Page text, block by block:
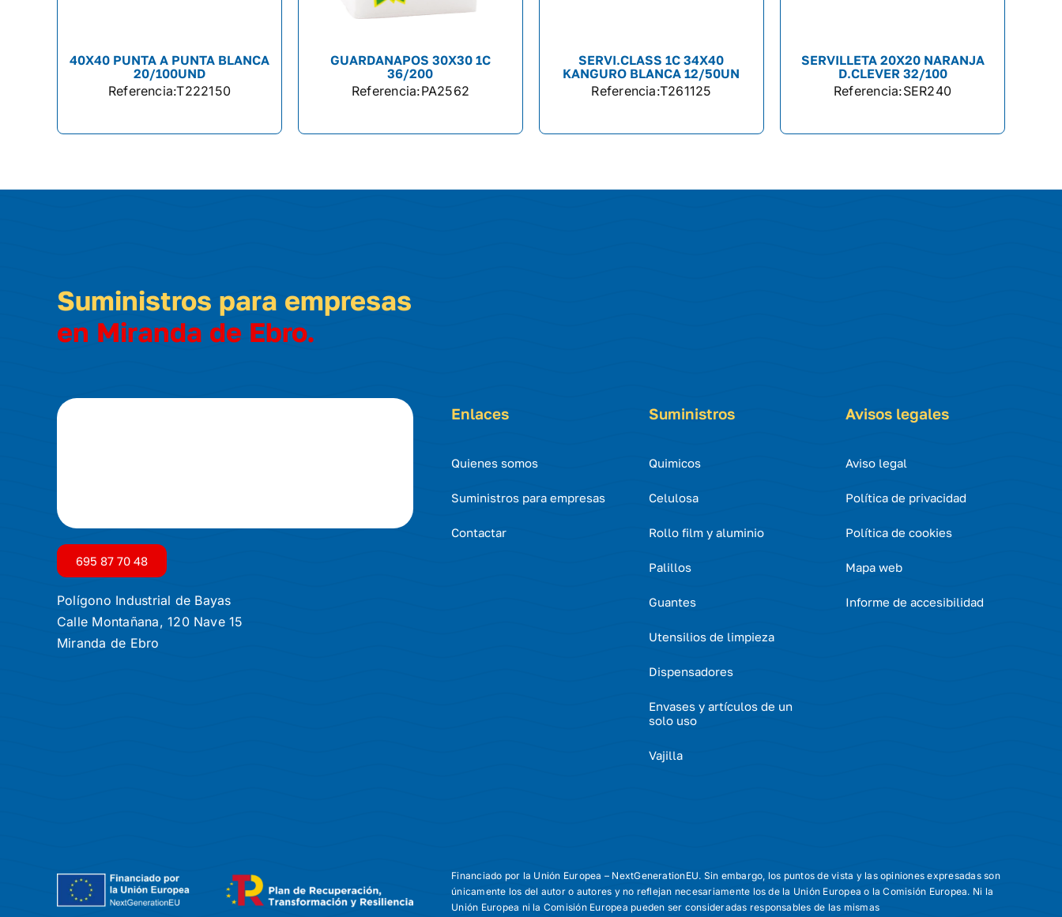
40X40 PUNTA A PUNTA BLANCA
20/100UND
Referencia:T222150
GUARDANAPOS 30X30 1C
36/200
Referencia:PA2562
SERVI.CLASS 1C 34X40
KANGURO BLANCA 12/50UN
Referencia:T261125
SERVILLETA 20X20 NARANJA
D.CLEVER 32/100
Referencia:SER240
Suministros para empresas
en Miranda de Ebro.
695 87 70 48
Polígono Industrial de Bayas
Calle Montañana, 120 Nave 15
Miranda de Ebro
Enlaces
Quienes somos
Suministros para empresas
Contactar
Suministros
Quimicos
Celulosa
Rollo film y aluminio
Palillos
Guantes
Utensilios de limpieza
Dispensadores
Envases y artículos de un
solo uso
Vajilla
Avisos legales
Aviso legal
Política de privacidad
Política de cookies
Mapa web
Informe de accesibilidad
Financiado por la Unión Europea – NextGenerationEU. Sin embargo, los puntos de vista y las opiniones expresadas son
únicamente los del autor o autores y no reflejan necesariamente los de la Unión Europea o la Comisión Europea. Ni la
Unión Europea ni la Comisión Europea pueden ser consideradas responsables de las mismas